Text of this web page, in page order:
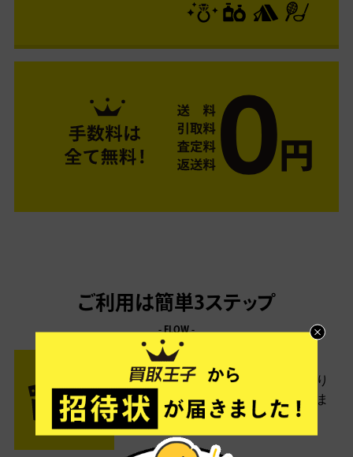
ご利用は簡単3ステップ
- FLOW -
STEP1 お申込み・梱包
ネットでお申込みしたら、箱に売り
たい商品をいろいろ詰めて梱包しま
す。